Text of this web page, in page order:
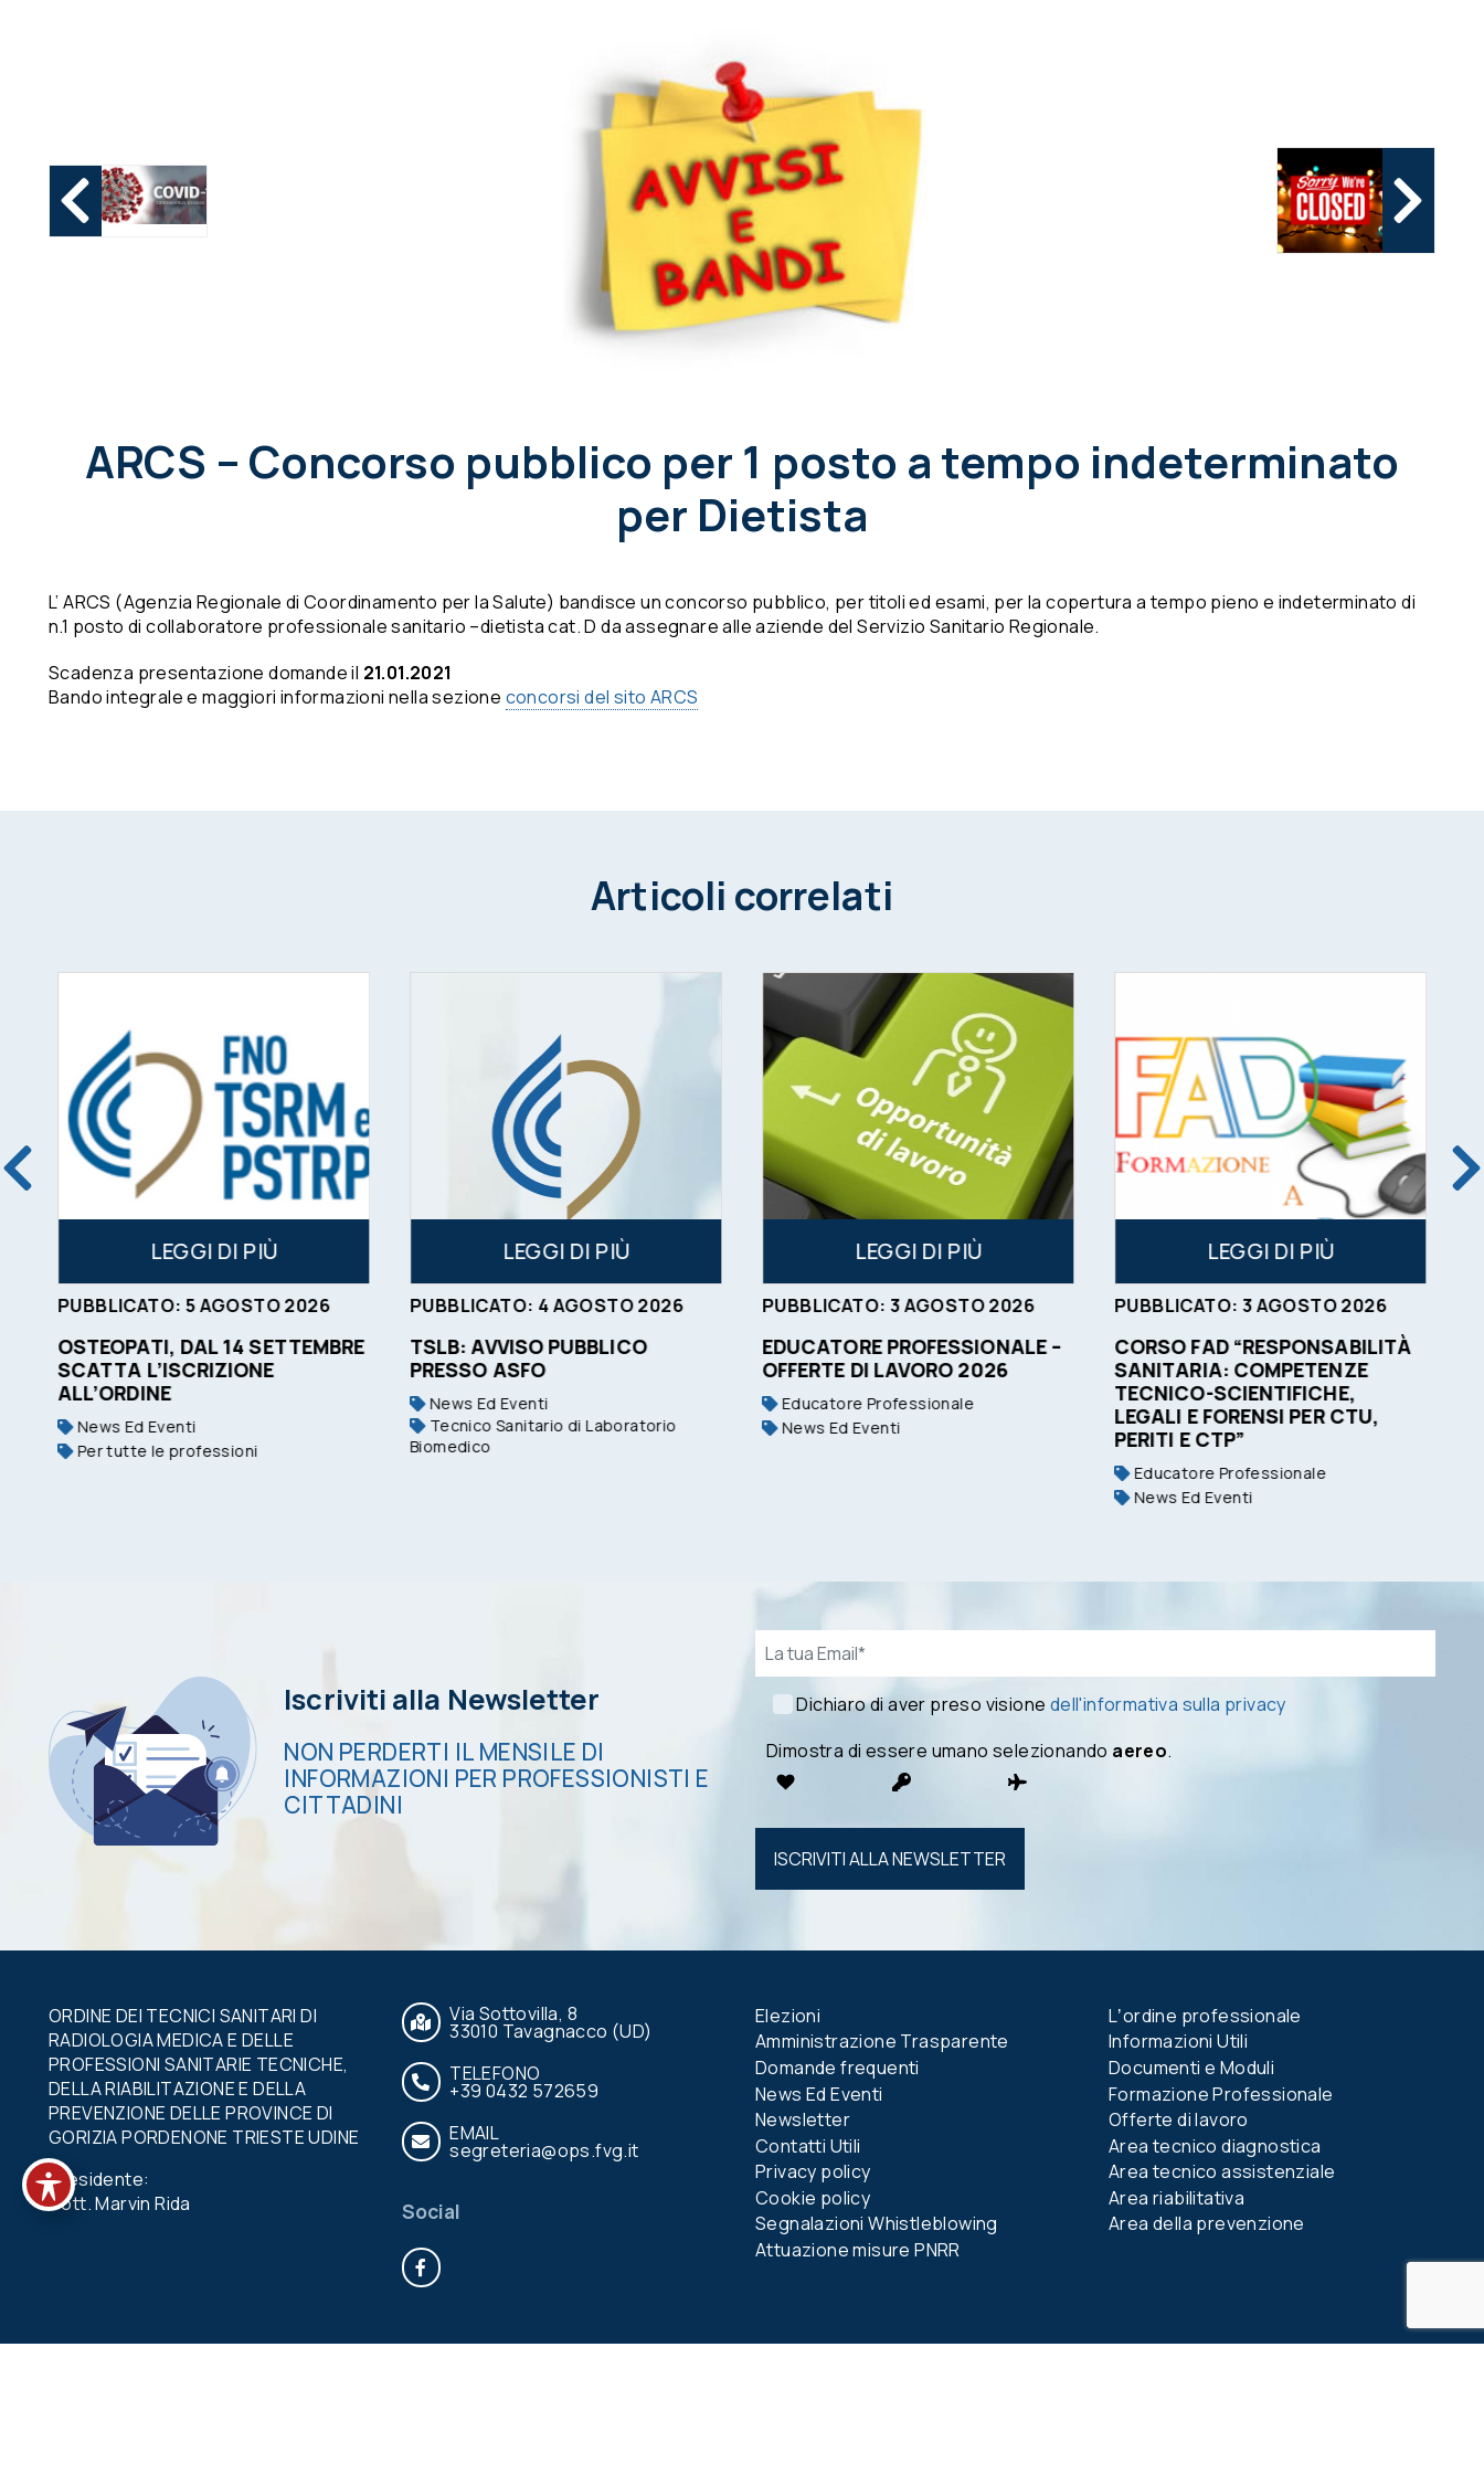
ARCS – Concorso pubblico per 1 posto a tempo indeterminato
per Dietista
L’ ARCS (Agenzia Regionale di Coordinamento per la Salute) bandisce un concorso pubblico, per titoli ed esami, per la copertura a tempo pieno e indeterminato di
n.1 posto di collaboratore professionale sanitario –dietista cat. D da assegnare alle aziende del Servizio Sanitario Regionale.
Scadenza presentazione domande il 21.01.2021
Bando integrale e maggiori informazioni nella sezione concorsi del sito ARCS
Articoli correlati
LEGGI DI PIÙ
PUBBLICATO: 5AGOSTO2026
OSTEOPATI, DAL 14 SETTEMBRE
SCATTA L’ISCRIZIONE
ALL’ORDINE
News Ed Eventi
Per tutte le professioni
LEGGI DI PIÙ
PUBBLICATO: 4AGOSTO2026
TSLB: AVVISO PUBBLICO
PRESSO ASFO
News Ed Eventi
Tecnico Sanitario di Laboratorio
Biomedico
LEGGI DI PIÙ
PUBBLICATO: 3AGOSTO2026
EDUCATORE PROFESSIONALE –
OFFERTE DI LAVORO 2026
Educatore Professionale
News Ed Eventi
LEGGI DI PIÙ
PUBBLICATO: 3AGOSTO2026
CORSO FAD “RESPONSABILITÀ
SANITARIA: COMPETENZE
TECNICO-SCIENTIFICHE,
LEGALI E FORENSI PER CTU,
PERITI E CTP”
Educatore Professionale
News Ed Eventi
Iscriviti alla Newsletter
NON PERDERTI IL MENSILE DI
INFORMAZIONI PER PROFESSIONISTI E
CITTADINI
Email*
Dichiaro di aver preso visione dell'informativa sulla privacy
Dimostra di essere umano selezionando aereo.
Si prega di
lasciare
ORDINE DEI TECNICI SANITARI DI
RADIOLOGIA MEDICA E DELLE
PROFESSIONI SANITARIE TECNICHE,
DELLA RIABILITAZIONE E DELLA
PREVENZIONE DELLE PROVINCE DI
GORIZIA PORDENONE TRIESTE UDINE
Presidente:
Dott. Marvin Rida
Via Sottovilla, 8
33010 Tavagnacco (UD)
TELEFONO
+39 0432 572659
EMAIL
segreteria@ops.fvg.it
Social
Elezioni
Amministrazione Trasparente
Domande frequenti
News Ed Eventi
Newsletter
Contatti Utili
Privacy policy
Cookie policy
Segnalazioni Whistleblowing
Attuazione misure PNRR
Lʼordine professionale
Informazioni Utili
Documenti e Moduli
Formazione Professionale
Offerte di lavoro
Area tecnico diagnostica
Area tecnico assistenziale
Area riabilitativa
Area della prevenzione